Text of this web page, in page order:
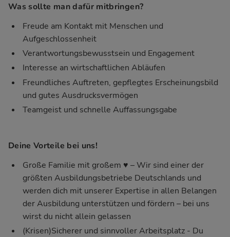
Was sollte man dafür mitbringen?
Freude am Kontakt mit Menschen und
Aufgeschlossenheit
Verantwortungsbewusstsein und Engagement
Interesse an wirtschaftlichen Abläufen
Freundliches Auftreten, gepflegtes Erscheinungsbild
und gutes Ausdrucksvermögen
Teamgeist und schnelle Auffassungsgabe
Deine Vorteile bei uns!
Große Familie mit großem ♥ – Wir sind einer der
größten Ausbildungsbetriebe Deutschlands und
werden dich mit unserer Expertise in allen Belangen
der Ausbildung unterstützen und fördern – bei uns
wirst du nicht allein gelassen
(Krisen)Sicherer und sinnvoller Arbeitsplatz - Du